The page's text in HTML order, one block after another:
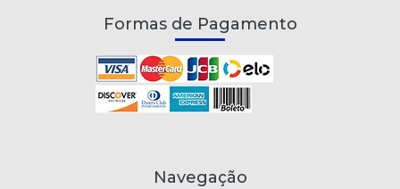
Formas de Pagamento
Navegação